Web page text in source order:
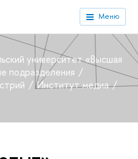
Меню
университет «Высшая
подразделения
Институт медиа